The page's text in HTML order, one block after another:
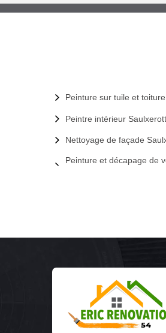
Peinture sur tuile et
Peintre intérieur
Nettoyage de façade
Peinture et décapage de